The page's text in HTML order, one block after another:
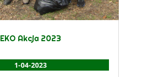
EKO Akcja 2023
1-04-2023